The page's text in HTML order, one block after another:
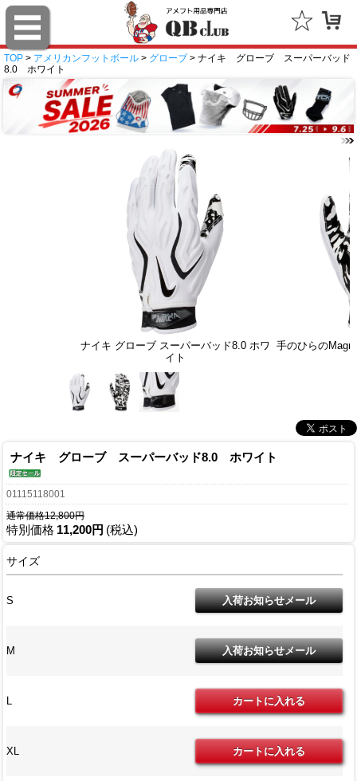
TOP > アメリカンフットボール > グローブ > ナイキ グローブ スーパーバッド
8.0 ホワイト
ナイキ グローブ スーパーバッド8.0 ホワ
イト
手のひらの
ナイキ グローブ スーパーバッド8.0 ホワイト
01115118001
通常価格12,800円
特別価格 11,200円 (税込)
サイズ
S
M
L
XL